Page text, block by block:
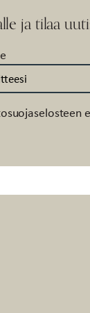
ja tilaa